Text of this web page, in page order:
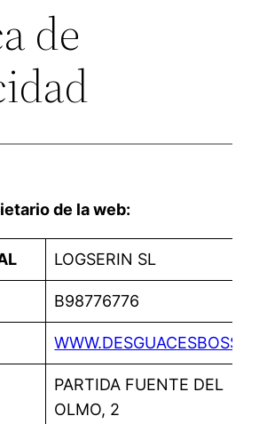
de
de la web:
LOGSERIN SL
B98776776
PARTIDA FUENTE DEL
OLMO, 2